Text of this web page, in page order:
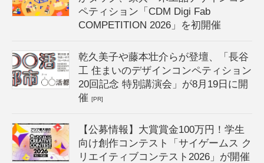
ペティション「CDM Digi Fab
COMPETITION 2026」を初開催
乾久美子や藤本壮介らが登壇、「長谷
工 住まいのデザインコンペティション
20回記念 特別講演会」が8月19日に開
催[PR]
【公募情報】大賞賞金100万円！学生
向け創作コンテスト「サイゲームス ク
リエイティブコンテスト2026」が開催